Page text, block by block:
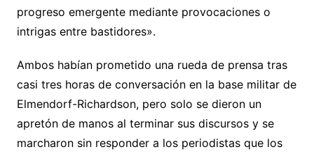
progreso emergente mediante provocaciones o
intrigas entre bastidores».
Ambos habían prometido una rueda de prensa tras
casi tres horas de conversación en la base militar de
Elmendorf-Richardson, pero solo se dieron un
apretón de manos al terminar sus discursos y se
marcharon sin responder a los periodistas que los